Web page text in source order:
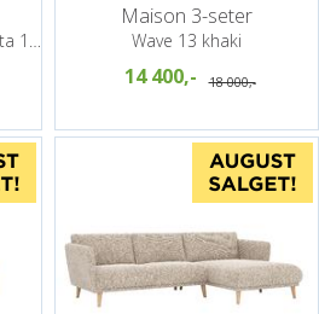
Maison 3-seter
Wave 13 khaki
14 400,- 18 000,-